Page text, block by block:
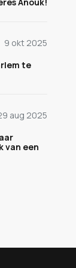
9 okt 2025
te
aug 2025
van een